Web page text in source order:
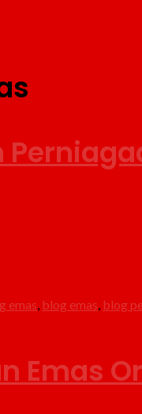
emas, blog emas, blog
Emas